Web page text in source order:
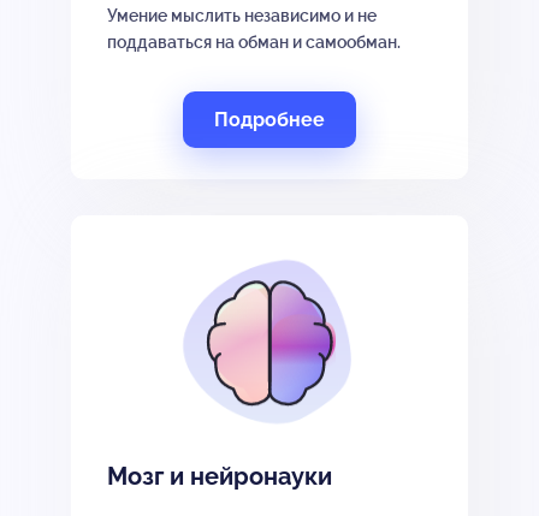
Умение мыслить независимо и не
поддаваться на обман и самообман.
Подробнее
Мозг и нейронауки